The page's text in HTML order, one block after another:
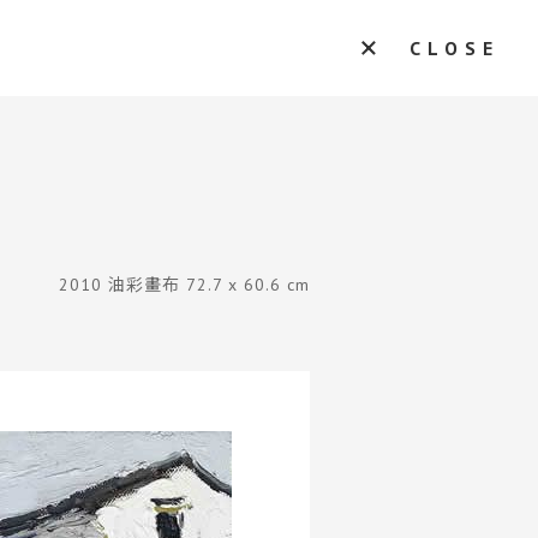
CLOSE
2010 油彩畫布 72.7 x 60.6 cm